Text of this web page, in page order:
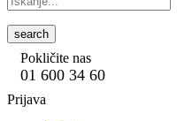
search
Pokličite nas
01 600 34 60
Prijava